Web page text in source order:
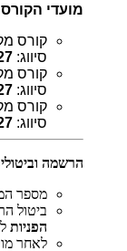
מועדי
קורס
סיווג:
קורס
סיווג:
קורס
סיווג:
הרשמה
מספר
ביטול
הפניות
לאחר